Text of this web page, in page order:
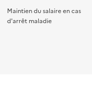
Maintien du salaire en cas
d'arrêt maladie